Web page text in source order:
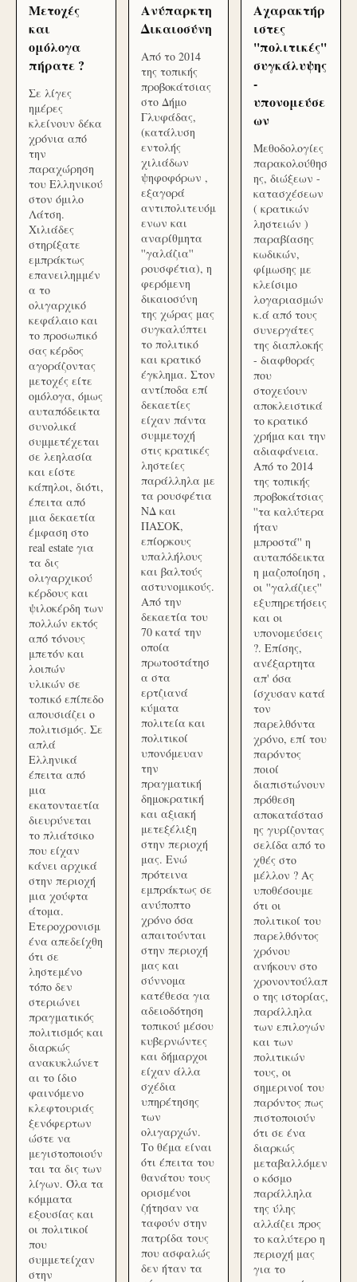
Μετοχές
και
ομόλογα
πήρατε ?
Σε λίγες
ημέρες
κλείνουν δέκα
χρόνια από
την
παραχώρηση
του Ελληνικού
στον όμιλο
Λάτση.
Χιλιάδες
στηρίξατε
εμπράκτως
επανειλημμέν
α το
ολιγαρχικό
κεφάλαιο και
το προσωπικό
σας κέρδος
αγοράζοντας
μετοχές είτε
ομόλογα, όμως
αυταπόδεικτα
συνολικά
συμμετέχεται
σε λεηλασία
και είστε
κάπηλοι, διότι,
έπειτα από
μια δεκαετία
έμφαση στο
real estate για
τα δις
ολιγαρχικού
κέρδους και
ψιλοκέρδη των
πολλών εκτός
από τόνους
μπετόν και
λοιπών
υλικών σε
τοπικό επίπεδο
απουσιάζει ο
πολιτισμός. Σε
απλά
Ελληνικά
έπειτα από
μια
εκατονταετία
διευρύνεται
το πλιάτσικο
που είχαν
κάνει αρχικά
στην περιοχή
μια χούφτα
άτομα.
Ετεροχρονισμ
ένα απεδείχθη
ότι σε
ληστεμένο
τόπο δεν
στεριώνει
πραγματικός
πολιτισμός και
διαρκώς
ανακυκλώνετ
αι το ίδιο
φαινόμενο
κλεφτουριάς
ξενόφερτων
ώστε να
μεγιστοποιούν
ται τα δις των
λίγων. Όλα τα
κόμματα
εξουσίας και
οι πολιτικοί
που
συμμετείχαν
στην
Ανύπαρκτη
Δικαιοσύνη
Από το 2014
της τοπικής
προβοκάτσιας
στο Δήμο
Γλυφάδας,
(κατάλυση
εντολής
χιλιάδων
ψηφοφόρων ,
εξαγορά
αντιπολιτευόμ
ενων και
αναρίθμητα
''γαλάζια''
ρουσφέτια), η
φερόμενη
δικαιοσύνη
της χώρας μας
συγκαλύπτει
το πολιτικό
και κρατικό
έγκλημα. Στον
αντίποδα επί
δεκαετίες
είχαν πάντα
συμμετοχή
στις κρατικές
ληστείες
παράλληλα με
τα ρουσφέτια
ΝΔ και
ΠΑΣΟΚ,
επίορκους
υπαλλήλους
και βαλτούς
αστυνομικούς.
Από την
δεκαετία του
70 κατά την
οποία
πρωτοστάτησ
α στα
ερτζιανά
κύματα
πολιτεία και
πολιτικοί
υπονόμευαν
την
πραγματική
δημοκρατική
και αξιακή
μετεξέλιξη
στην περιοχή
μας. Ενώ
πρότεινα
εμπράκτως σε
ανύποπτο
χρόνο όσα
απαιτούνται
στην περιοχή
μας και
σύννομα
κατέθεσα για
αδειοδότηση
τοπικού μέσου
κυβερνώντες
και δήμαρχοι
είχαν άλλα
σχέδια
υπηρέτησης
των
ολιγαρχών.
Το θέμα είναι
ότι έπειτα του
θανάτου τους
ορισμένοι
ζήτησαν να
ταφούν στην
πατρίδα τους
που ασφαλώς
δεν ήταν τα
Αχαρακτήρ
ιστες
''πολιτικές''
συγκάλυψης
-
υπονομεύσε
ων
Μεθοδολογίες
παρακολούθησ
ης, διώξεων -
κατασχέσεων
( κρατικών
ληστειών )
παραβίασης
κωδικών,
φίμωσης με
κλείσιμο
λογαριασμών
κ.ά από τους
συνεργάτες
της διαπλοκής
- διαφθοράς
που
στοχεύουν
αποκλειστικά
το κρατικό
χρήμα και την
αδιαφάνεια.
Από το 2014
της τοπικής
προβοκάτσιας
''τα καλύτερα
ήταν
μπροστά'' η
αυταπόδεικτα
η μαζοποίηση ,
οι ''γαλάζιες''
εξυπηρετήσεις
και οι
υπονομεύσεις
?. Επίσης,
ανέξαρτητα
απ' όσα
ίσχυσαν κατά
τον
παρελθόντα
χρόνο, επί του
παρόντος
ποιοί
διαπιστώνουν
πρόθεση
αποκατάστασ
ης γυρίζοντας
σελίδα από το
χθές στο
μέλλον ? Ας
υποθέσουμε
ότι οι
πολιτικοί του
παρελθόντος
χρόνου
ανήκουν στο
χρονοντούλαπ
ο της ιστορίας,
παράλληλα
των επιλογών
και των
πολιτικών
τους, οι
σημερινοί του
παρόντος πως
πιστοποιούν
ότι σε ένα
διαρκώς
μεταβαλλόμεν
ο κόσμο
παράλληλα
της ύλης
αλλάζει προς
το καλύτερο η
περιοχή μας
για το